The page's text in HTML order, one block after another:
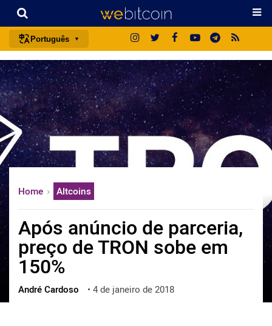
Português
português (BR)
english
español
français
italiano
deutsch
中文
한국어
العربية
ไทย
ქართული
Home Altcoins
Após anúncio de parceria,
preço de TRON sobe em
150%
André Cardoso • 4 de janeiro de 2018